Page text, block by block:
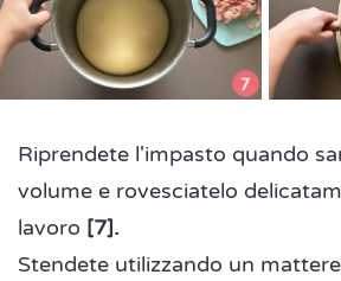
Riprendete l'impasto quando
volume e rovesciatelo
lavoro [7].
Stendete utilizzando un